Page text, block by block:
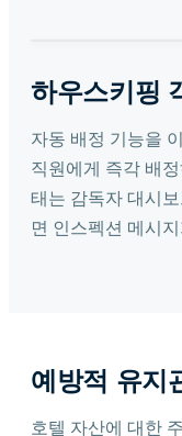
하우스키핑
자동 배정 기능을
직원에게 즉각 배
태는 감독자 대시
면 인스펙션 메시
예방적 유지
호텔 자산에 대한